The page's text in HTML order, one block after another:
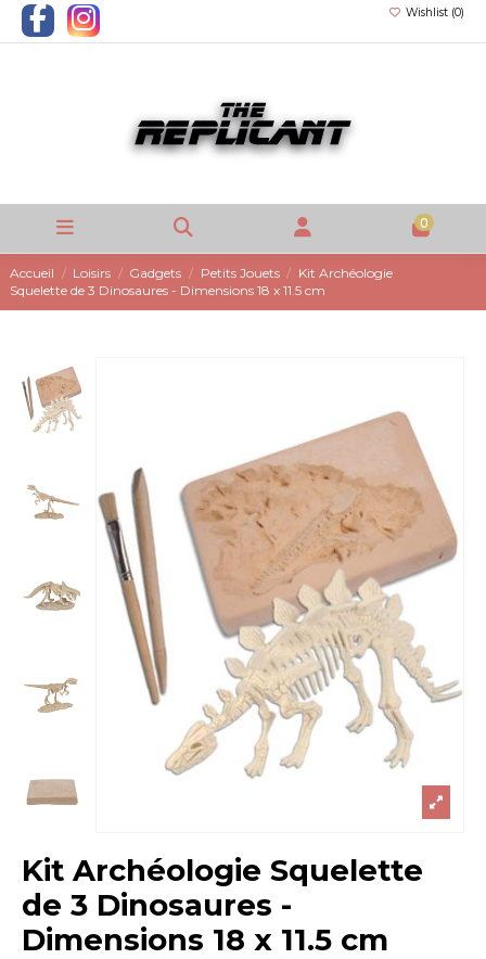
Wishlist (0)
0
Accueil Loisirs Gadgets Petits Jouets
Kit Archéologie
Squelette de 3 Dinosaures - Dimensions 18 x 11.5 cm
Kit Archéologie Squelette
de 3 Dinosaures -
Dimensions 18 x 11.5 cm